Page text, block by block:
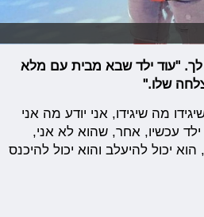
לך. "עוד ילד שבא מבית עם מלא
שלו."
מה שיגידו, אני יודע מה אני
עכשיו, אחר, שהוא לא אני,
יכול להיעלב והוא יכול להיכנס